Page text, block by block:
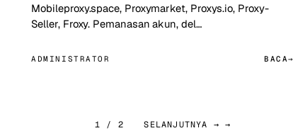
Mobileproxy.space, Proxymarket, Proxys.io, Proxy-
Seller, Froxy. Pemanasan akun, del…
ADMINISTRATOR BACA
1 / 2 SELANJUTNYA → →